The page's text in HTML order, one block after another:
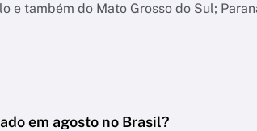
e também do Mato Grosso do Sul;
em agosto no Brasil?